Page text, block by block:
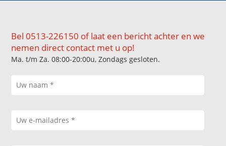
Bel 0513-226150 of laat een bericht achter en we
nemen direct contact met u op!
Ma. t/m Za. 08:00-20:00u, Zondags gesloten.